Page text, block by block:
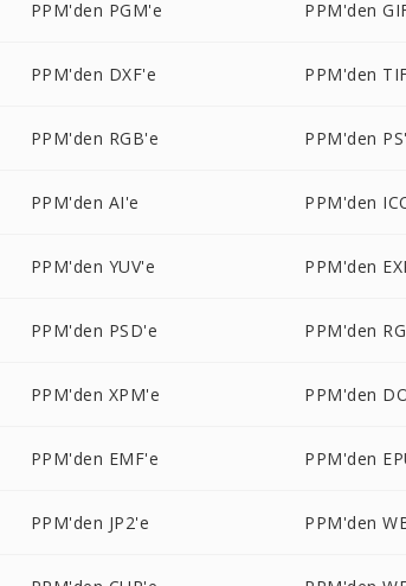
PPM'den PGM'e PPM'den
PPM'den DXF'e PPM'den
PPM'den RGB'e PPM'den
PPM'den AI'e PPM'den
PPM'den YUV'e PPM'den
PPM'den PSD'e PPM'den
PPM'den XPM'e PPM'den
PPM'den EMF'e PPM'den
PPM'den JP2'e PPM'den